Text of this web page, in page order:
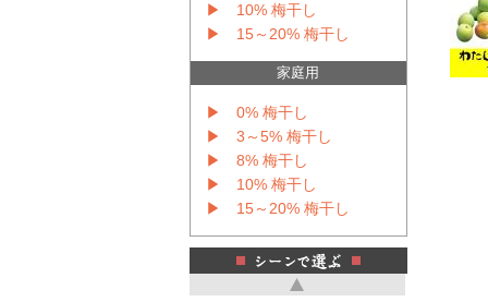
▶ 10% 梅干し
▶ 15～20% 梅干し
家庭用
▶ 0% 梅干し
▶ 3～5% 梅干し
▶ 8% 梅干し
▶ 10% 梅干し
▶ 15～20% 梅干し